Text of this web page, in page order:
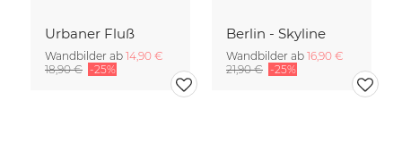
Urbaner Fluß
Wandbilder ab 14,90 €
18,90 € -25%
Berlin - Skyline
Wandbilder ab 16,90 €
21,90 € -25%